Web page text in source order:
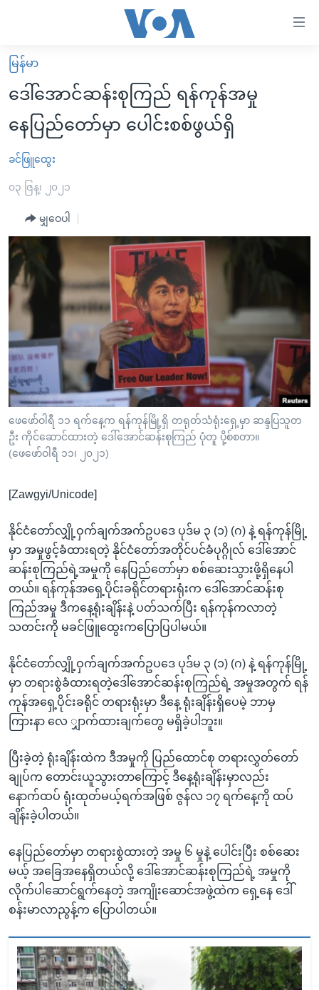
လွယ်ကူ
စေ
သည့်
Link
များ
ပင်မ
ကျော်
ကြည့်
ရန်
ပင်မ
ညွန်း
စာမျက်နှာ
သို့
ကျော်
ကြည့်
ရန်
ရှာဖွေ
နေရာ
ကျော်
ရန်
မူလစာမျက်နှာ
မြန်မာ
ကမ္ဘာ့သတင်းများ
နိုင်ငံတကာ
အမေရိကန်
အစ္စရေး-ပါလက်စတိုင်း
ဗွီဒီယို
သတင်းလွတ်လပ်ခွင့်
အင်္ဂလိပ်စာလေ့လာမယ်
အမေရိကန်သုံးအီဒီယံ
မကြေးမုံရဲ့ အင်္ဂလိပ်စာ
ရုပ်ရှင်ထဲက အင်္ဂလိပ်စာ
သုတပဒေသာ အင်္ဂလိပ်စာ
အပတ်စဉ်ကဏ္ဍများ
ရေဒီယို
တီဗွီ
ရေဒီယိုနှင့်ရုပ်သံ အချက်အလက်များ
ရေဒီယို/တီဗွီအစီအစဉ်
Learning English
ဗွီအိုအေ လူမှုကွန်ယက်များ
ဘာသာစကားများ
မြန်မာ
ဒေါ်အောင်ဆန်းစုကြည် ရန်ကုန်အမှု
နေပြည်တော်မှာ ပေါင်းစစ်ဖွယ်ရှိ
ခင်ဖြူထွေး
၀၃ ဇြန္၊ ၂၀၂၁
မျှဝေပါ
ဖေဖော်ဝါရီ ၁၁ ရက်နေ့က ရန်ကုန်မြို့ရှိ တရုတ်သံရုံးရှေ့မှာ ဆန္ဒပြသူတ
ဦး ကိုင်ဆောင်ထားတဲ့ ဒေါ်အောင်ဆန်းစုကြည် ပုံတူ ပို့စ်စတာ။
(ဖေဖော်ဝါရီ ၁၁၊ ၂၀၂၁)
[Zawgyi/Unicode]
နိုင်ငံတော်လျှို့ဝှက်ချက်အက်ဥပဒေ ပုဒ်မ ၃ (၁) (ဂ) နဲ့ ရန်ကုန်မြို့
မှာ အမှုဖွင့်ခံထားရတဲ့ နိုင်ငံတော်အတိုင်ပင်ခံပုဂ္ဂိုလ် ဒေါ်အောင်
ဆန်းစုကြည်ရဲ့အမှုကို နေပြည်တော်မှာ စစ်ဆေးသွားဖို့ရှိနေပါ
တယ်။ ရန်ကုန်အရှေ့ပိုင်းခရိုင်တရားရုံးက ဒေါ်အောင်ဆန်းစု
ကြည်အမှု ဒီကနေ့ရုံးချိန်းနဲ့ ပတ်သက်ပြီး ရန်ကုန်ကလာတဲ့
သတင်းကို မခင်ဖြူထွေးကပြောပြပါမယ်။
နိုင်ငံတော်လျှို့ဝှက်ချက်အက်ဥပဒေ ပုဒ်မ ၃ (၁) (ဂ) နဲ့ ရန်ကုန်မြို့
မှာ တရားစွဲခံထားရတဲ့ဒေါ်အောင်ဆန်းစုကြည်ရဲ့ အမှုအတွက် ရန်
ကုန်အရှေ့ပိုင်းခရိုင် တရားရုံးမှာ ဒီနေ့ ရုံးချိန်းရှိပေမဲ့ ဘာမှ
ကြားနာ လေ ျှာက်ထားချက်တွေ မရှိခဲ့ပါဘူး။
ပြီးခဲ့တဲ့ ရုံးချိန်းထဲက ဒီအမှုကို ပြည်ထောင်စု တရားလွှတ်တော်
ချုပ်က တောင်းယူသွားတာကြောင့် ဒီနေ့ရုံးချိန်းမှာလည်း
နောက်ထပ် ရုံးထုတ်မယ့်ရက်အဖြစ် ဇွန်လ ၁၇ ရက်နေ့ကို ထပ်
ချိန်းခဲ့ပါတယ်။
နေပြည်တော်မှာ တရားစွဲထားတဲ့ အမှု ၆ မှုနဲ့ ပေါင်းပြီး စစ်ဆေး
မယ့် အခြေအနေရှိတယ်လို့ ဒေါ်အောင်ဆန်းစုကြည်ရဲ့ အမှုကို
လိုက်ပါဆောင်ရွက်နေတဲ့ အကျိုးဆောင်အဖွဲ့ထဲက ရှေ့နေ ဒေါ်
စန်းမာလာညွန့်က ပြောပါတယ်။